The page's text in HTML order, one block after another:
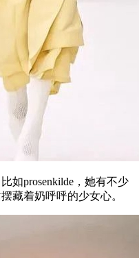
prosenkilde，她有不少
藏着奶呼呼的少女心。